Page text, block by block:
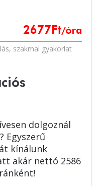
2677 Ft/óra
, szakmai gyakorlat
dolgoznál
Egyszerű
kínálunk
akár nettó 2586